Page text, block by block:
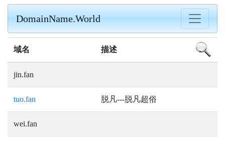
DomainName.World
域名 描述
jin.fan
tuo.fan 脱凡---脱凡超俗
wei.fan